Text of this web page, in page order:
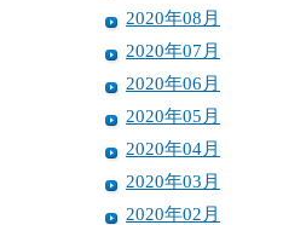
2020年08月
2020年07月
2020年06月
2020年05月
2020年04月
2020年03月
2020年02月